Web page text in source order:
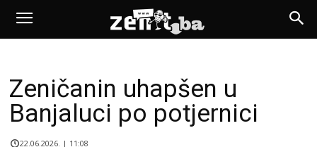
Zeničanin uhapšen u
Banjaluci po potjernici
22.06.2026. | 11:08